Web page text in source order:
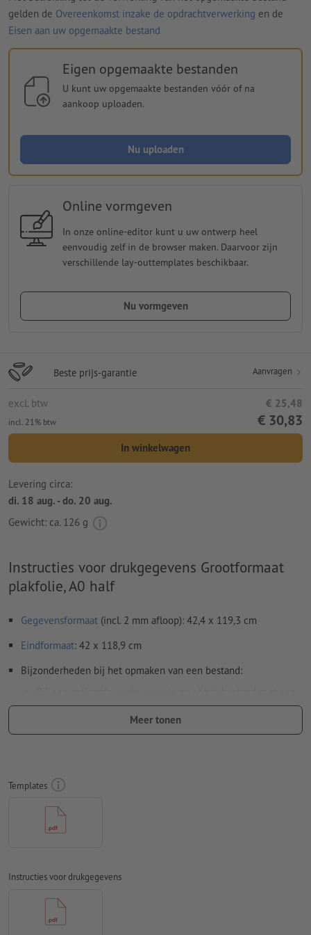
gelden de Overeenkomst inzake de opdrachtverwerking en de
Eisen aan uw opgemaakte bestand
Eigen opgemaakte bestanden
U kunt uw opgemaakte bestanden vóór of na
aankoop uploaden.
Nu uploaden
Online vormgeven
In onze online-editor kunt u uw ontwerp heel
eenvoudig zelf in de browser maken. Daarvoor zijn
verschillende lay-outtemplates beschikbaar.
Nu vormgeven
Beste prijs-garantie Aanvragen
excl. btw € 25,48
incl. 21% btw € 30,83
In winkelwagen
Levering circa:
di. 18 aug. - do. 20 aug.
Gewicht: ca. 126 g
Instructies voor drukgegevens Grootformaat
plakfolie, A0 half
Gegevensformaat (incl. 2 mm afloop): 42,4 x 119,3 cm
Eindformaat: 42 x 118,9 cm
Bijzonderheden bij het opmaken van een bestand:
extra snijcontour worden opgemaakt
Let erop dat binnen een bestaande contoursnede om
Bij transparante stickers/folies moet op het volgende
worden gelet:
hoe lichter de drukinkt, des te transparanter ziet de folie
de folie wordt niet in spiegelbeeld gedrukt (zelfklevend
Meer tonen
Templates
Instructies voor drukgegevens